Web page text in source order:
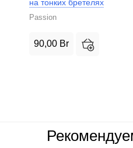
на тонких бретелях
Passion
90,00 Br